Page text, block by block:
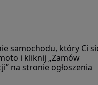
samochodu, który Ci
i kliknij „Zamów
na stronie ogłoszenia